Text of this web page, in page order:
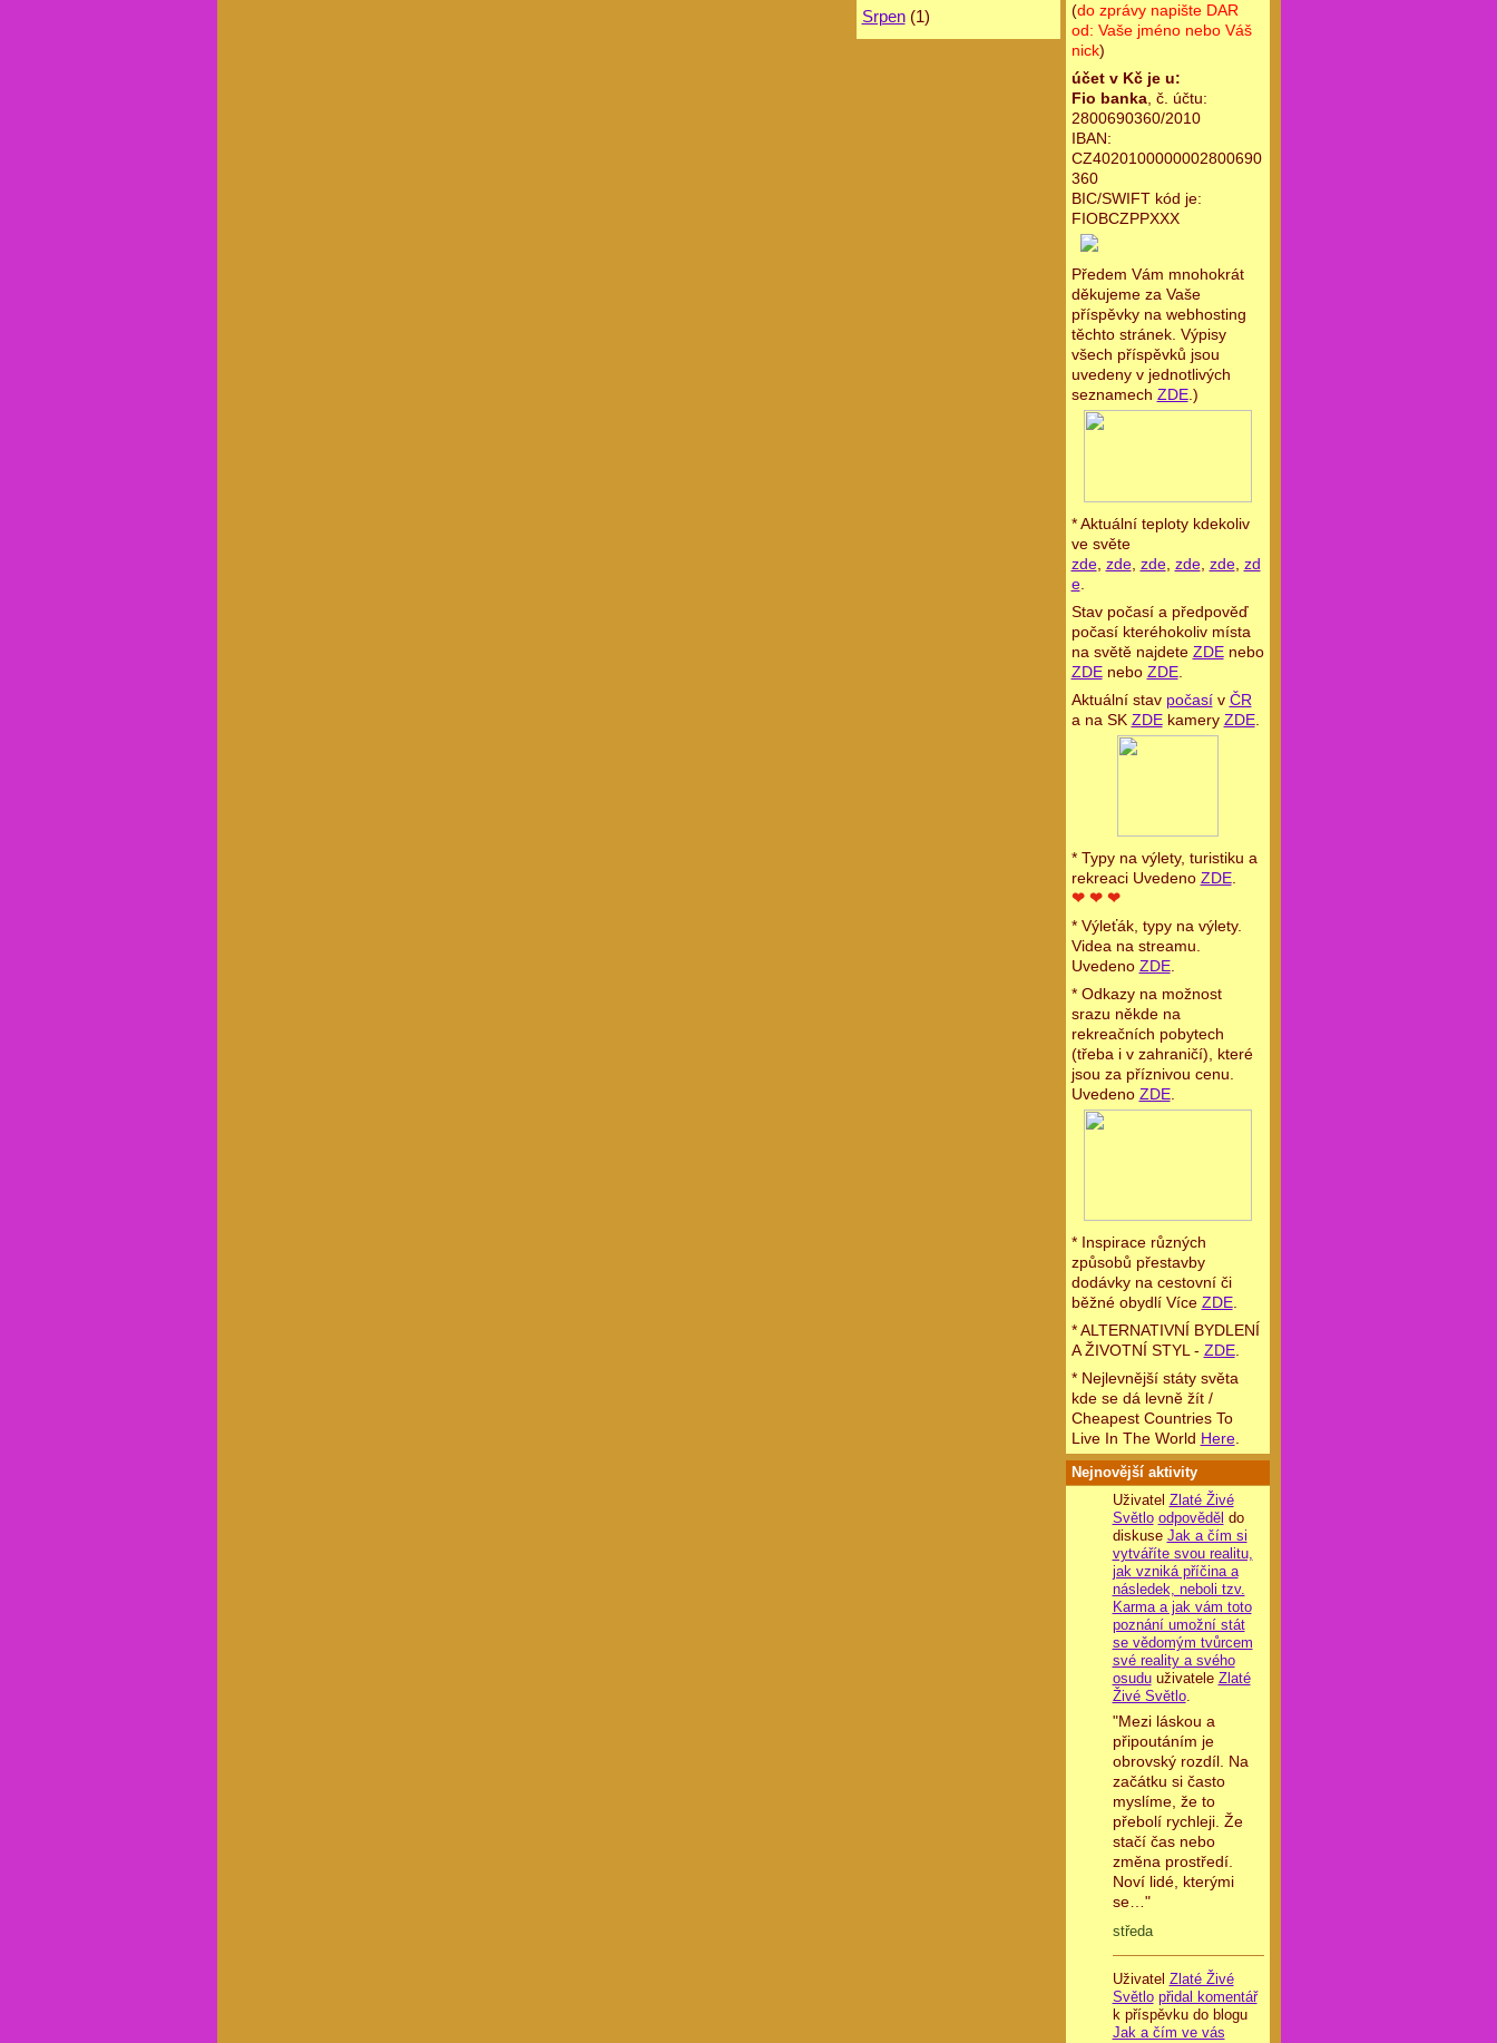
Srpen(1)
(do zprávy napište DAR
od: Vaše jméno nebo Váš
nick)
účet v Kč je u:
Fio banka, č. účtu:
2800690360/2010
IBAN:
CZ4020100000002800690
360
BIC/SWIFT kód je:
FIOBCZPPXXX
Předem Vám mnohokrát
děkujeme za Vaše
příspěvky na webhosting
těchto stránek. Výpisy
všech příspěvků jsou
uvedeny v jednotlivých
seznamech ZDE.)
* Aktuální teploty kdekoliv
ve světe
zde, zde, zde, zde, zde, zd
e.
Stav počasí a předpověď
počasí kteréhokoliv místa
na světě najdete ZDEnebo
ZDEnebo ZDE.
Aktuální stav počasív ČR
a na SK ZDEkamery ZDE.
* Typy na výlety, turistiku a
rekreaci Uvedeno ZDE.
❤ ❤ ❤
* Výleťák, typy na výlety.
Videa na streamu.
Uvedeno ZDE.
* Odkazy na možnost
srazu někde na
rekreačních pobytech
(třeba i v zahraničí), které
jsou za příznivou cenu.
Uvedeno ZDE.
* Inspirace různých
způsobů přestavby
dodávky na cestovní či
běžné obydlí Více ZDE.
* ALTERNATIVNÍ BYDLENÍ
A ŽIVOTNÍ STYL - ZDE.
* Nejlevnější státy světa
kde se dá levně žít /
Cheapest Countries To
Live In The World Here.
Nejnovější aktivity
Uživatel Zlaté Živé
Světlo odpověděl do
diskuse Jak a čím si
vytváříte svou realitu,
jak vzniká příčina a
následek, neboli tzv.
Karma a jak vám toto
poznání umožní stát
se vědomým tvůrcem
své reality a svého
osuduuživatele Zlaté
Živé Světlo.
"Mezi láskou a
připoutáním je
obrovský rozdíl. Na
začátku si často
myslíme, že to
přebolí rychleji. Že
stačí čas nebo
změna prostředí.
Noví lidé, kterými
se…"
středa
Uživatel Zlaté Živé
Světlo přidal komentář
k příspěvku do blogu
Jak a čím ve vás